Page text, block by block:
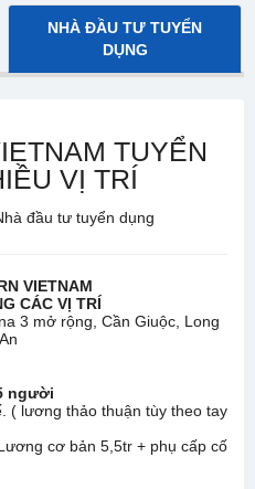
NHÀ ĐẦU TƯ TUYỂN
DỤNG
TUYỂN
VỊ TRÍ
đầu tư tuyển dụng
VIETNAM
CÁC VỊ TRÍ
3 mở rộng, Cần Giuộc, Long
An
người
( lương thảo thuận tùy theo tay
cơ bản 5,5tr + phụ cấp cố